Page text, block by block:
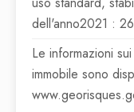
dell'anno2021 :
Le informazioni
immobile sono